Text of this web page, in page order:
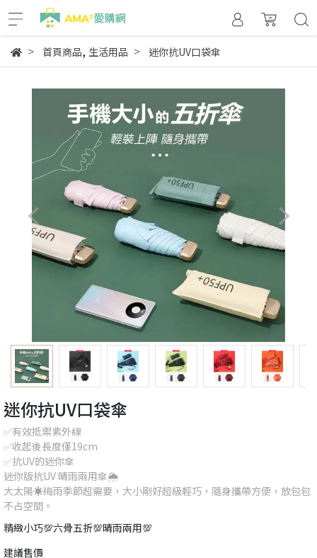
首頁商品, 生活用品 迷你抗UV口袋傘
迷你抗UV口袋傘
✅有效抵禦紫外線
✅收起後長度僅19cm
✅抗UV的迷你傘
迷你版抗UV 晴雨兩用傘🌦
大太陽☀️梅雨季節超需要，大小剛好超級輕巧，隨身攜帶方便，放包包
不占空間。
精緻小巧💯六骨五折💯晴雨兩用💯
建議售價